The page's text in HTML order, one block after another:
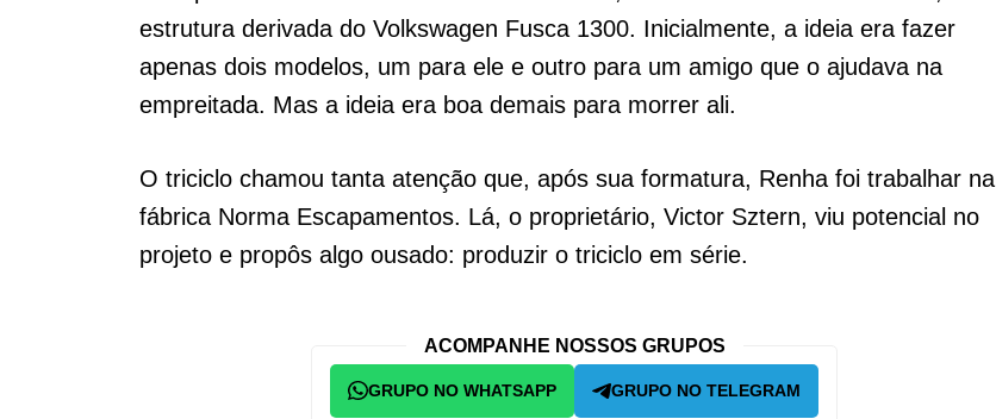
estrutura derivada do Volkswagen Fusca 1300. Inicialmente, a ideia era fazer
apenas dois modelos, um para ele e outro para um amigo que o ajudava na
empreitada. Mas a ideia era boa demais para morrer ali.
O triciclo chamou tanta atenção que, após sua formatura, Renha foi trabalhar na
fábrica Norma Escapamentos. Lá, o proprietário, Victor Sztern, viu potencial no
projeto e propôs algo ousado: produzir o triciclo em série.
ACOMPANHE NOSSOS GRUPOS
GRUPO NO WHATSAPP GRUPO NO TELEGRAM